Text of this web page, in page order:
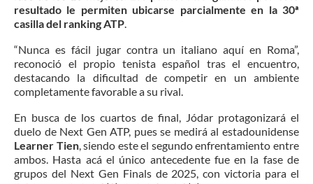
resultado le permiten ubicarse parcialmente en la 30ª
casilla del ranking ATP
“Nunca es fácil jugar contra un italiano aquí en Roma”,
reconoció el propio tenista español tras el encuentro,
destacando la dificultad de competir en un ambiente
completamente favorable a su rival.
En busca de los cuartos de final, Jódar protagonizará el
duelo de Next Gen ATP, pues se medirá al estadounidense
Learner Tien, siendo este el segundo enfrentamiento entre
ambos. Hasta acá el único antecedente fue en la fase de
grupos del Next Gen Finals de 2025, con victoria para el